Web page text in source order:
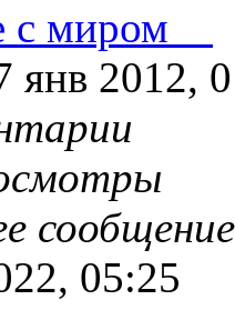
миром__
янв 2012,
05:25